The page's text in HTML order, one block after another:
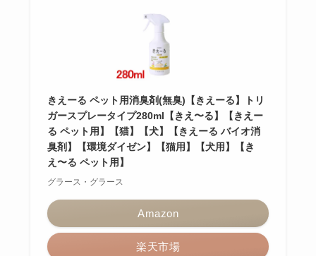
きえーる ペット用消臭剤(無臭)【きえーる】トリ
ガースプレータイプ280ml【きえ〜る】【きえー
る ペット用】【猫】【犬】【きえーる バイオ消
臭剤】【環境ダイゼン】【猫用】【犬用】【き
え〜る ペット用】
グラース・グラース
Amazon
楽天市場